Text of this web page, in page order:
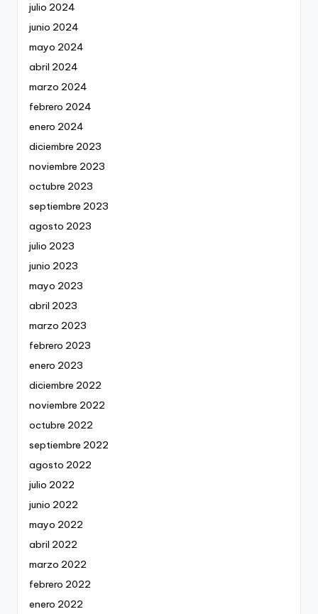
julio 2024
junio 2024
mayo 2024
abril 2024
marzo 2024
febrero 2024
enero 2024
diciembre 2023
noviembre 2023
octubre 2023
septiembre 2023
agosto 2023
julio 2023
junio 2023
mayo 2023
abril 2023
marzo 2023
febrero 2023
enero 2023
diciembre 2022
noviembre 2022
octubre 2022
septiembre 2022
agosto 2022
julio 2022
junio 2022
mayo 2022
abril 2022
marzo 2022
febrero 2022
enero 2022